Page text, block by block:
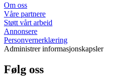
Om oss
Våre partnere
Støtt vårt arbeid
Annonsere
Personvernerklæring
Administrer informasjonskapsler
Følg oss